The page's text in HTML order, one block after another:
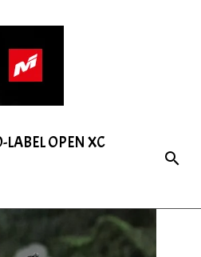
LABEL OPEN XC